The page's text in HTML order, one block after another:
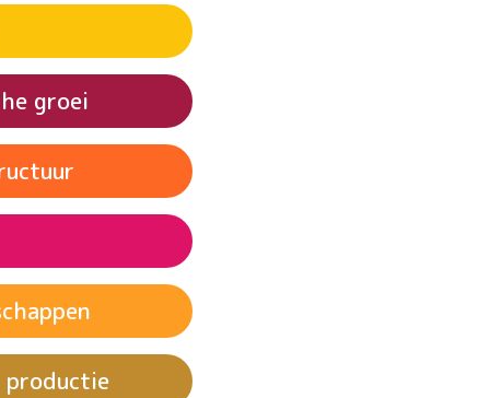
sanitaire
energie
groei
en economische
en
productie